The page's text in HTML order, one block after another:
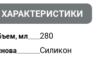
ХАРАКТЕРИСТИКИ
мл 280
Силикон